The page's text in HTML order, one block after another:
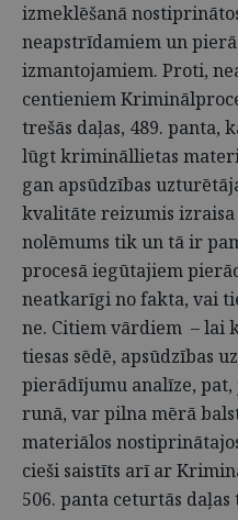
izmeklēšanā
neapstrīdamiem un
izmantojamiem. Proti,
centieniem
trešās daļas, 489. panta,
lūgt krimināllietas
gan apsūdzības
kvalitāte reizumis izraisa
nolēmums tik un tā ir
procesā iegūtajiem
neatkarīgi no fakta, vai
ne. Citiem vārdiem – lai
tiesas sēdē, apsūdzības
pierādījumu analīze,
runā, var pilna mērā
materiālos
cieši saistīts arī ar
506. panta ceturtās